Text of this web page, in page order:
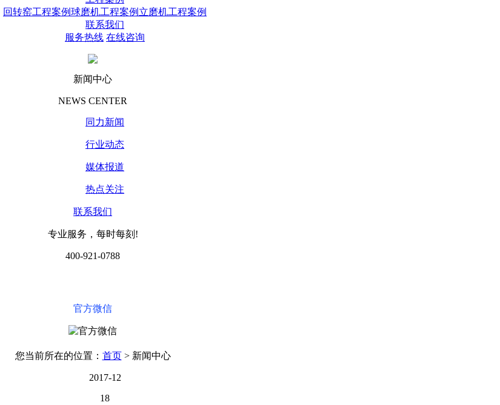
回转窑工程案例球磨机工程案例 立磨机工程案例
联系我们
服务热线 在线咨询
新闻中心
NEWS CENTER
同力新闻
行业动态
媒体报道
热点关注
联系我们
专业服务，每时每刻!
400-921-0788
官方微信
您当前所在的位置： 首页> 新闻中心
2017-12
18